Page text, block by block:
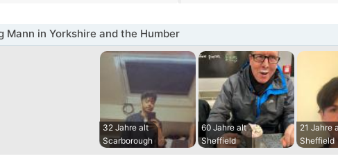
Mann in Yorkshire and the Humber
32 Jahre alt
Scarborough
60 Jahre alt
Sheffield
21 Jahre
Sheffield